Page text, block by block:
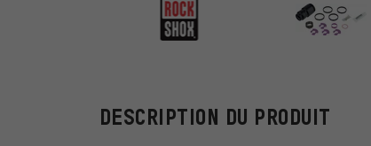
RockShox
DESCRIPTION DU PRODUIT